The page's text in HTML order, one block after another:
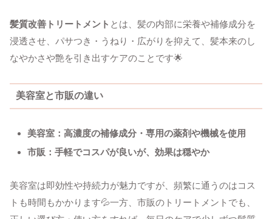
髪質改善トリートメント とは、髪の内部に栄養や補修成分を
浸透させ、パサつき・うねり・広がりを抑えて、髪本来のし
なやかさや艶を引き出すケアのことです🌟
美容室と市販の違い
美容室：高濃度の補修成分・専用の薬剤や機械を使用
市販：手軽でコスパが良いが、効果は穏やか
美容室は即効性や持続力が魅力ですが、頻繁に通うのはコス
トも時間もかかります💦一方、市販のトリートメントでも、